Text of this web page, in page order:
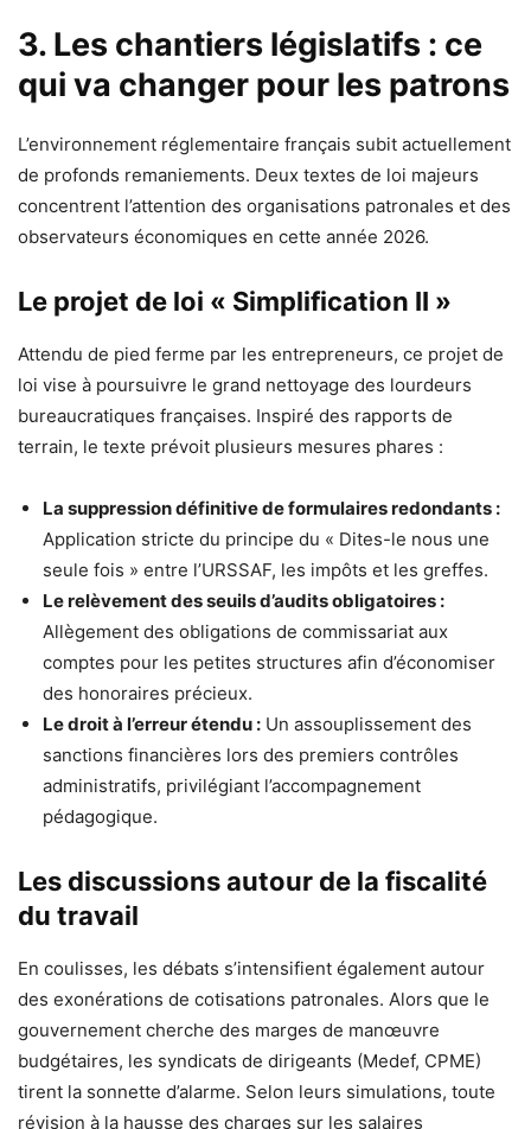
3. Les chantiers législatifs : ce
qui va changer pour les patrons
L’environnement réglementaire français subit actuellement
de profonds remaniements. Deux textes de loi majeurs
concentrent l’attention des organisations patronales et des
observateurs économiques en cette année 2026.
Le projet de loi « Simplification II »
Attendu de pied ferme par les entrepreneurs, ce projet de
loi vise à poursuivre le grand nettoyage des lourdeurs
bureaucratiques françaises. Inspiré des rapports de
terrain, le texte prévoit plusieurs mesures phares :
La suppression définitive de formulaires redondants :
Application stricte du principe du « Dites-le nous une
seule fois » entre l’URSSAF, les impôts et les greffes.
Le relèvement des seuils d’audits obligatoires :
Allègement des obligations de commissariat aux
comptes pour les petites structures afin d’économiser
des honoraires précieux.
Le droit à l’erreur étendu : Un assouplissement des
sanctions financières lors des premiers contrôles
administratifs, privilégiant l’accompagnement
pédagogique.
Les discussions autour de la fiscalité
du travail
En coulisses, les débats s’intensifient également autour
des exonérations de cotisations patronales. Alors que le
gouvernement cherche des marges de manœuvre
budgétaires, les syndicats de dirigeants (Medef, CPME)
tirent la sonnette d’alarme. Selon leurs simulations, toute
révision à la hausse des charges sur les salaires